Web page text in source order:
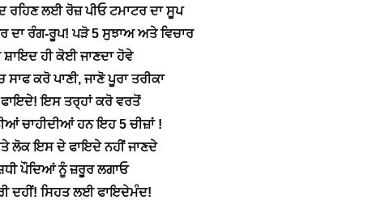
ਰਹਿਣ ਲਈ ਰੋਜ਼ ਪੀਓ ਟਮਾਟਰ ਦਾ ਸੂਪ
ਰੰਗ-ਰੂਪ! ਪੜੋ 5 ਸੁਝਾਅ ਅਤੇ ਵਿਚਾਰ
ਸ਼ਾਇਦ ਹੀ ਕੋਈ ਜਾਣਦਾ ਹੋਵੇ
ਕਰੋ ਪਾਣੀ, ਜਾਣੋ ਪੂਰਾ ਤਰੀਕਾ
ਇਸ ਤਰ੍ਹਾਂ ਕਰੋ ਵਰਤੋਂ
ਚਾਹੀਦੀਆਂ ਹਨ ਇਹ 5 ਚੀਜ਼ਾਂ !
ਲੋਕ ਇਸ ਦੇ ਫਾਇਦੇ ਨਹੀਂ ਜਾਣਦੇ
ਪੌਦਿਆਂ ਨੂੰ ਜ਼ਰੂਰ ਲਗਾਓ
ਦਹੀਂ! ਸਿਹਤ ਲਈ ਫਾਇਦੇਮੰਦ!